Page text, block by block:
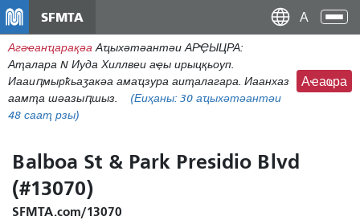
ахь
аиасра
SFMTA
Агәҽанҵарақәа Аҵыхәтәантәи АРҾЫЦРА:
Аҭалара N Иуда Хиллвеи аҿы ирыцқьоуп.
Иааиԥмырҟьаӡакәа амаҵзура аиҭалагара. Иаанхаз
аамҭа шәазыԥшыз.
(Еиҳаны: 30 аҵыхәтәантәи
48 сааҭ рзы)
Аҽаҩра
Balboa St & Park Presidio Blvd
(#13070)
SFMTA.com/13070